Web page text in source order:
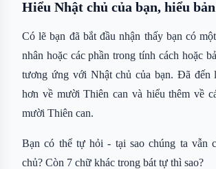
Hiểu Nhật chủ của bạn, hiểu
Có lẽ bạn đã bắt đầu nhận thấy bạn có
nhân hoặc các phần trong tính cách hoặc
tương ứng với Nhật chủ của bạn. Đã đến
hơn về mười Thiên can và hiểu thêm về
mười Thiên can.
Bạn có thể tự hỏi - tại sao chúng ta vẫn
chủ? Còn 7 chữ khác trong bát tự thì sao?